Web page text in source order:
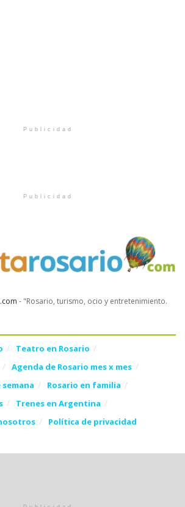
Publicidad
Publicidad
- "Rosario, turismo, ocio y entretenimiento.
Teatro en Rosario
Agenda de Rosario mes x mes
semana
Rosario en familia
Trenes en Argentina
Política de privacidad